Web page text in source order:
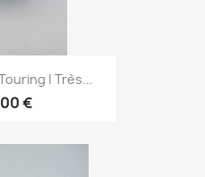
rapide| Très...
€